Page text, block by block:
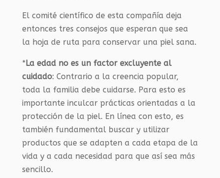
El comité científico de esta compañía deja
entonces tres consejos que esperan que sea
la hoja de ruta para conservar una piel sana.
* La edad no es un factor excluyente al
cuidado: Contrario a la creencia popular,
toda la familia debe cuidarse. Para esto es
importante inculcar prácticas orientadas a la
protección de la piel. En línea con esto, es
también fundamental buscar y utilizar
productos que se adapten a cada etapa de la
vida y a cada necesidad para que así sea más
sencillo.